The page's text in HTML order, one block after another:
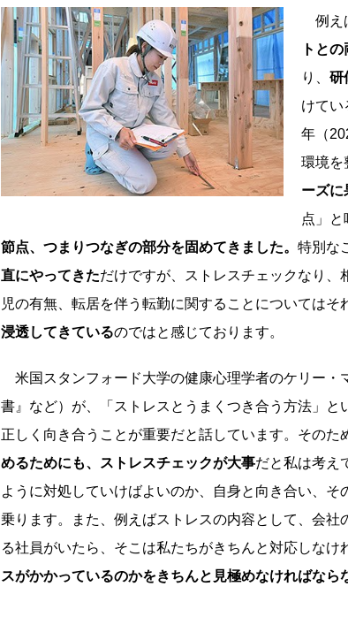
例え
トと
り、 研
けてい
年（
環境を
ーズに
点」と
節点、つまりつなぎの部分を固めてきました。 特別な
直にやってきただけですが、ストレスチェックなり
児の有無、転居を伴う転勤に関することについては
浸透してきているのではと感じております。
米国スタンフォード大学の健康心理学者のケリー・
書』など）が、「ストレスとうまくつき合う方法」と
正しく向き合うことが重要だと話しています。そのた
めるためにも、ストレスチェックが大事だと私は考え
ように対処していけばよいのか、自身と向き合い、
乗ります。また、例えばストレスの内容として、会
る社員がいたら、そこは私たちがきちんと対応しなけ
スがかかっているのかをきちんと見極めなければなら